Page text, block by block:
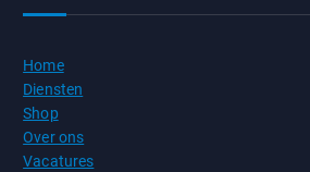
Home
Diensten
Shop
Over ons
Vacatures